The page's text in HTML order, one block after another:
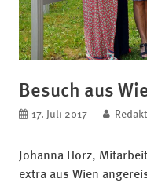
Besuch aus
veröffentlicht am
17. Juli 2017
Johanna Horz,
extra aus Wien